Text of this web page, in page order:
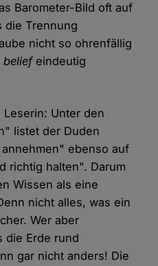
Barometer-Bild oft auf
die Trennung
nicht so ohrenfällig
beliefeindeutig
Unter den
listet der Duden
ebenso auf
richtig halten". Darum
Wissen als eine
nicht alles, was ein
Wer aber
die Erde rund
gar nicht anders! Die